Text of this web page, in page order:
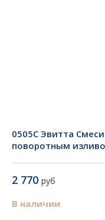
0505C Эвитта
поворотным
2 770 руб
В наличии